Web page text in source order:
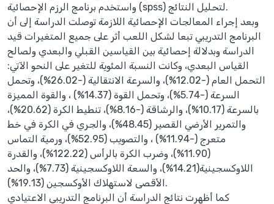
واستخدم برنامج الرزم الإحصائية (spss) لتحليل النتائج.
وبعد إجراء المعالجات الإحصائية اللازمة توصلت الدراسة إلى أن
البرنامج التدريبي تبعا لشكل اللعب أثر على جميع المتغيرات قيد
الدراسة وبدلالة إحصائية بين القياسين القبلي والبعدي ولصالح
القياس البعدي، وكانت النسبة المئوية للتغير على النحو الآتي:
التحمل العام (-12.02%)، والسرعة الانتقالية (-26.02%)، وتحمل
السرعة (-5.74%)، وتحمل القوة (14.37%) ، والقوة المميزة
بالسرعة (10.17%)، والرشاقة (-8.16%)، تنطيط الكرة (20.62%)،
والتمرير الأرضي القصير (48.45%)، والجري في الكرة في خط
متعرج (-11.94%) ، والتصويب (52.95%)، ورمية التماس
(11.90%)، وضرب الكرة بالرأس (122.22%)، والقدرة
اللاوكسجينية(14.21%)، والسعة اللاوكسجينية (7.73%)، والحد
الأقصى لاستهلاك الأوكسجين (19.13%).
كما أظهرت نتائج الدراسة أن البرنامج التدريبي الاعتيادي